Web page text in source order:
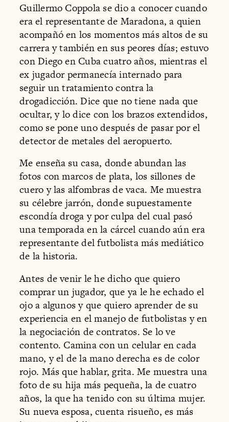
Guillermo Coppola se dio a conocer cuando
era el representante de Maradona, a quien
acompañó en los momentos más altos de su
carrera y también en sus peores días; estuvo
con Diego en Cuba cuatro años, mientras el
ex jugador permanecía internado para
seguir un tratamiento contra la
drogadicción. Dice que no tiene nada que
ocultar, y lo dice con los brazos extendidos,
como se pone uno después de pasar por el
detector de metales del aeropuerto.
Me enseña su casa, donde abundan las
fotos con marcos de plata, los sillones de
cuero y las alfombras de vaca. Me muestra
su célebre jarrón, donde supuestamente
escondía droga y por culpa del cual pasó
una temporada en la cárcel cuando aún era
representante del futbolista más mediático
de la historia.
Antes de venir le he dicho que quiero
comprar un jugador, que ya le he echado el
ojo a algunos y que quiero aprender de su
experiencia en el manejo de futbolistas y en
la negociación de contratos. Se lo ve
contento. Camina con un celular en cada
mano, y el de la mano derecha es de color
rojo. Más que hablar, grita. Me muestra una
foto de su hija más pequeña, la de cuatro
años, la que ha tenido con su última mujer.
Su nueva esposa, cuenta risueño, es más